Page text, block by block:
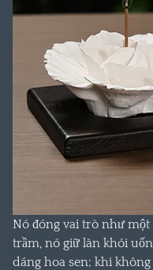
Nó đóng vai trò như
trầm, nó giữ làn khói
dáng hoa sen; khi